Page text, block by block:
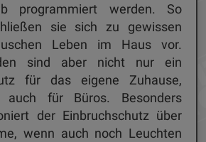
programmiert werden. So
sie sich zu gewissen
Leben im Haus vor.
sind aber nicht nur ein
für das eigene Zuhause,
auch für Büros. Besonders
der Einbruchschutz über
wenn auch noch Leuchten